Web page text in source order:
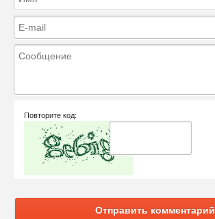
Повторите код:
Отправить комментарий